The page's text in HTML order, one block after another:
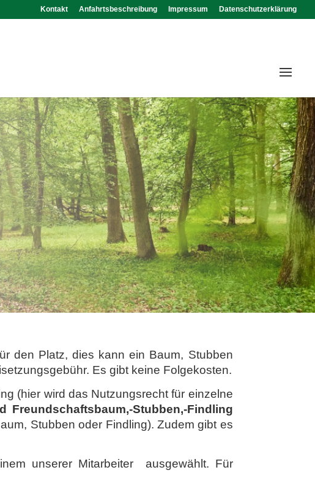
Kontakt Anfahrtsbeschreibung Impressum Datenschutzerklärung
den Platz, dies kann ein Baum, Stubben
Es gibt keine Folgekosten.
(hier wird das Nutzungsrecht für einzelne
Freundschaftsbaum,-Stubben,-Findling
Stubben oder Findling). Zudem gibt es
unserer Mitarbeiter ausgewählt. Für